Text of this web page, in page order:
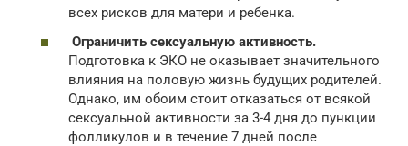
всех рисков для матери и ребенка.
Ограничить сексуальную активность.
Подготовка к ЭКО не оказывает значительного
влияния на половую жизнь будущих родителей.
Однако, им обоим стоит отказаться от всякой
сексуальной активности за 3-4 дня до пункции
фолликулов и в течение 7 дней после